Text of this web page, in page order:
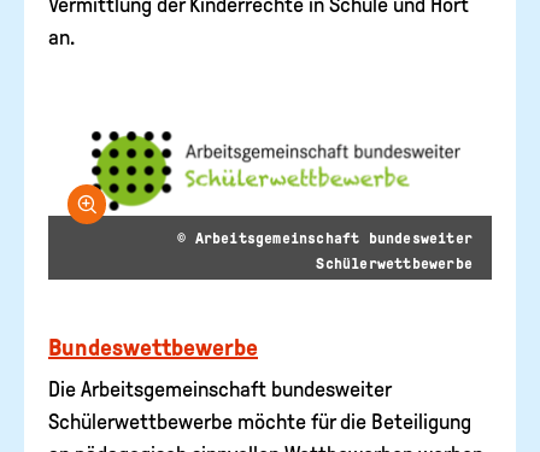
Vermittlung der Kinderrechte in Schule und Hort
an.
Bild vergrößern
© Arbeitsgemeinschaft bundesweiter
Schülerwettbewerbe
Bundeswettbewerbe
Die Arbeitsgemeinschaft bundesweiter
Schülerwettbewerbe möchte für die Beteiligung